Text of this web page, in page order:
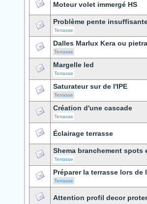
Moteur volet immergé HS
Problème pente
Terrasse
Dalles Marlux Kera ou
Terrasse
Margelle led
Terrasse
Saturateur sur de l'IPE
Terrasse
Création d'une cascade
Terrasse
Éclairage terrasse
Shema branchement spots
Terrasse
Préparer la terrasse lors
Terrasse
Attention profil decor